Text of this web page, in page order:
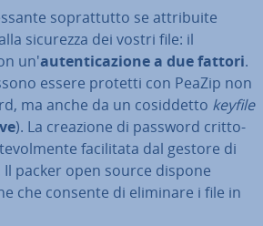
so­prat­tut­to se at­tri­bui­te
sicurezza dei vostri file: il
un'au­ten­ti­ca­zio­ne a due fattori.
essere protetti con PeaZip non
ma anche da un co­sid­det­to keyfile
). La creazione di password crit­to­
fa­ci­li­ta­ta dal gestore di
packer open source dispone
che consente di eliminare i file in